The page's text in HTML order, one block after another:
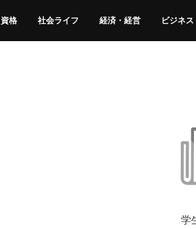
資格 社会ライフ 経済・経営 ビジネス
学